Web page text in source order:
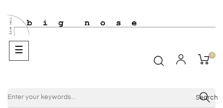
0
Basculer
la
☰
Search